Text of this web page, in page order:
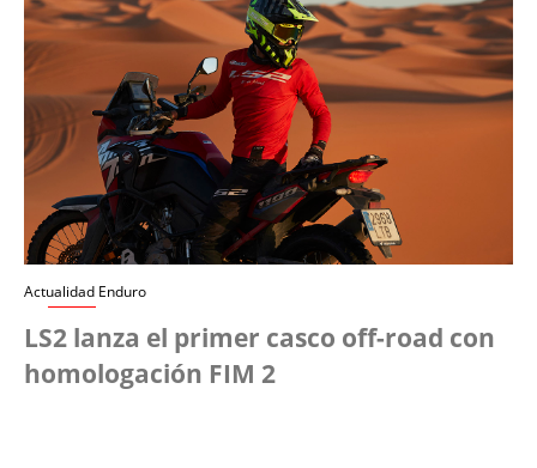
Actualidad Enduro
LS2 lanza el primer casco off-road con
homologación FIM 2